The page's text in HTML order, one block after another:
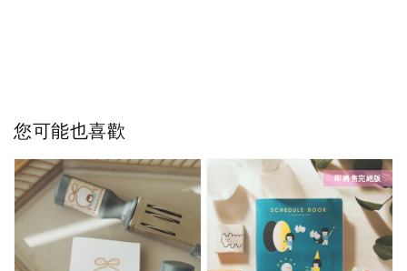
您可能也喜歡
即將售完絕版